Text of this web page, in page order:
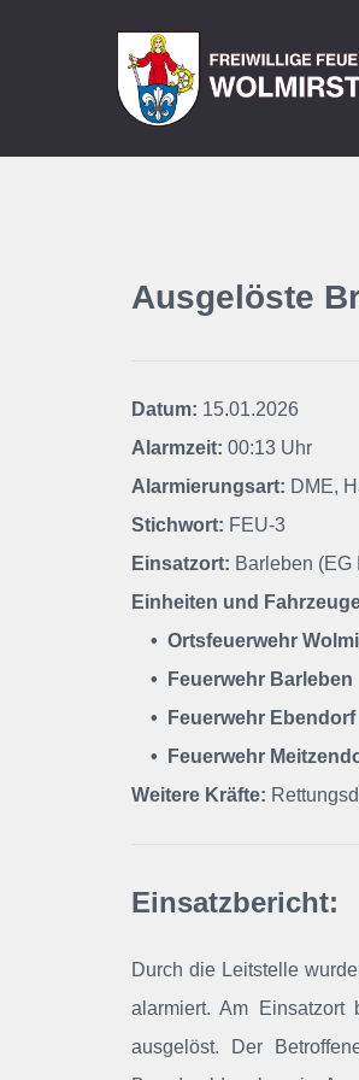
Ausgelöste
Datum: 15.01.2026
Alarmzeit: 00:13 Uhr
Alarmierungsart: DME,
Stichwort: FEU-3
Einsatzort: Barleben (EG
Einheiten und
• Ortsfeuerwehr
• Feuerwehr Barleben
• Feuerwehr Ebendorf
• Feuerwehr
Weitere Kräfte:
Einsatzbericht:
Durch die Leitstelle
alarmiert. Am Einsatzort
ausgelöst. Der